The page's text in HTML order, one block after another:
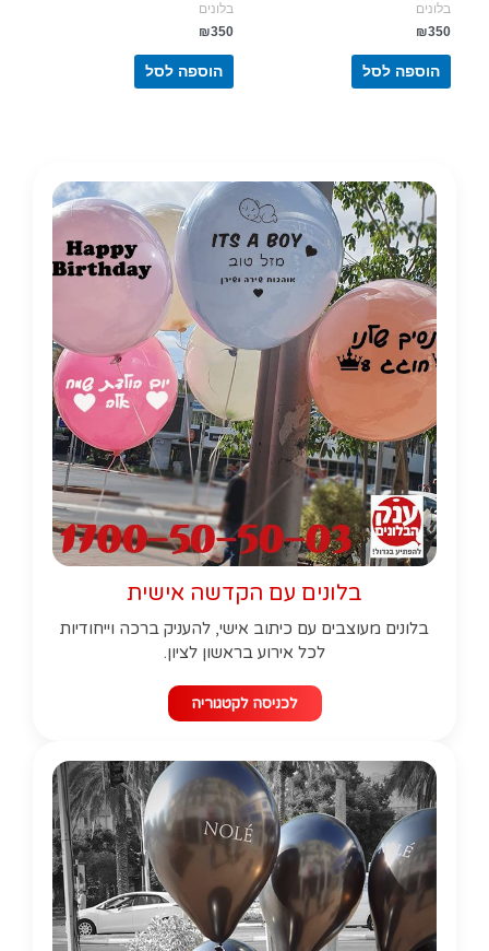
בלונים
₪350
הוספה לסל
בלונים
₪350
הוספה לסל
בלונים עם הקדשה אישית
בלונים מעוצבים עם כיתוב אישי, להעניק ברכה וייחודיות
לכל אירוע בראשון לציון.
לכניסה לקטגוריה